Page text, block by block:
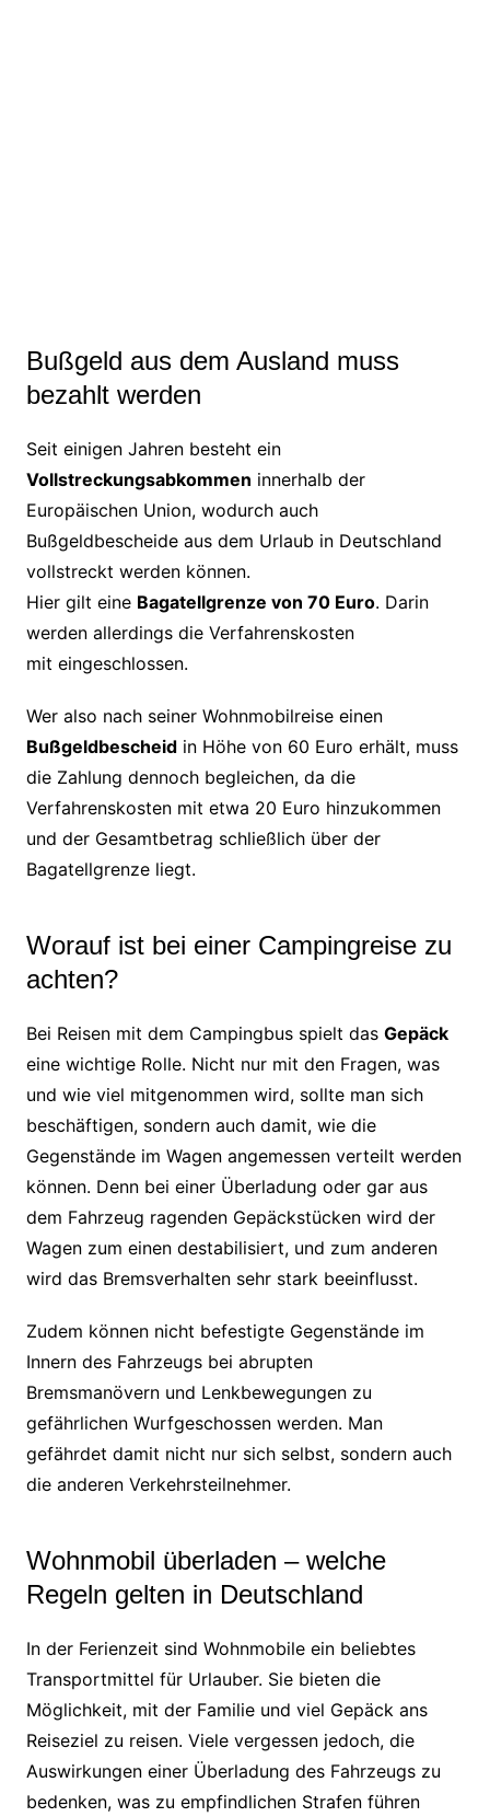
Bußgeld aus dem Ausland muss
bezahlt werden
Seit einigen Jahren besteht ein
Vollstreckungsabkommen innerhalb der
Europäischen Union, wodurch auch
Bußgeldbescheide aus dem Urlaub in Deutschland
vollstreckt werden können.
Hier gilt eine Bagatellgrenze von 70 Euro. Darin
werden allerdings die Verfahrenskosten
mit eingeschlossen.
Wer also nach seiner Wohnmobilreise einen
Bußgeldbescheidin Höhe von 60 Euro erhält, muss
die Zahlung dennoch begleichen, da die
Verfahrenskosten mit etwa 20 Euro hinzukommen
und der Gesamtbetrag schließlich über der
Bagatellgrenze liegt.
Worauf ist bei einer Campingreise zu
achten?
Bei Reisen mit dem Campingbus spielt das Gepäck
eine wichtige Rolle. Nicht nur mit den Fragen, was
und wie viel mitgenommen wird, sollte man sich
beschäftigen, sondern auch damit, wie die
Gegenstände im Wagen angemessen verteilt werden
können. Denn bei einer Überladung oder gar aus
dem Fahrzeug ragenden Gepäckstücken wird der
Wagen zum einen destabilisiert, und zum anderen
wird das Bremsverhalten sehr stark beeinflusst.
Zudem können nicht befestigte Gegenstände im
Innern des Fahrzeugs bei abrupten
Bremsmanövern und Lenkbewegungen zu
gefährlichen Wurfgeschossen werden. Man
gefährdet damit nicht nur sich selbst, sondern auch
die anderen Verkehrsteilnehmer.
Wohnmobil überladen – welche
Regeln gelten in Deutschland
In der Ferienzeit sind Wohnmobile ein beliebtes
Transportmittel für Urlauber. Sie bieten die
Möglichkeit, mit der Familie und viel Gepäck ans
Reiseziel zu reisen. Viele vergessen jedoch, die
Auswirkungen einer Überladung des Fahrzeugs zu
bedenken, was zu empfindlichen Strafen führen